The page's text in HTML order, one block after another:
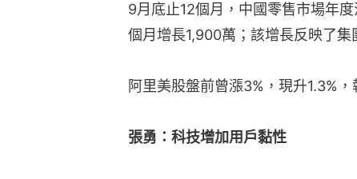
9月底止12個月，中國零售市場年
個月增長1,900萬；該增長反映了集
阿里美股盤前曾漲3%，現升1.3%，
張勇：科技增加用戶黏性